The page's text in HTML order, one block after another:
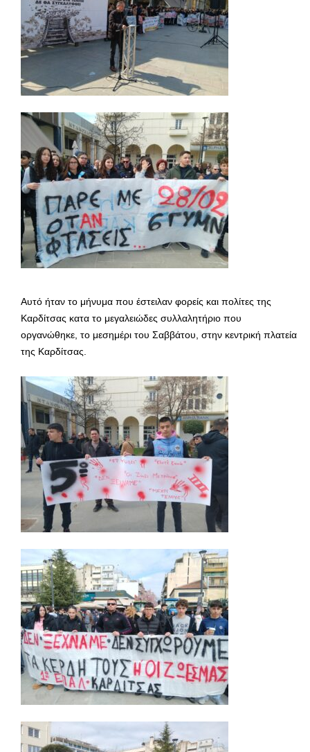
Αυτό ήταν το μήνυμα που έστειλαν φορείς και πολίτες της
Καρδίτσας κατα το μεγαλειώδες συλλαλητήριο που
οργανώθηκε, το μεσημέρι του Σαββάτου, στην κεντρική πλατεία
της Καρδίτσας.